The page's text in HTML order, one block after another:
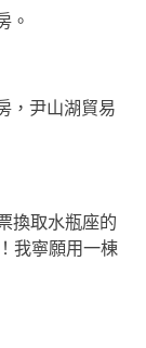
。
尹山湖貿易
取水瓶座的
我寧願用一棟